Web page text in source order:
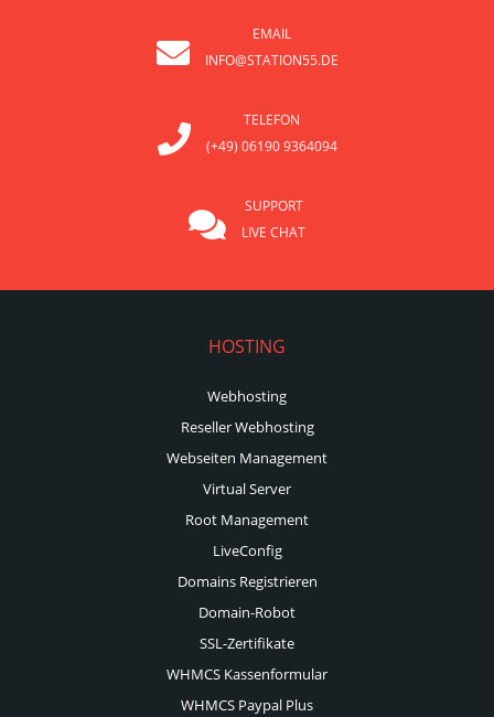
EMAIL
INFO@STATION55.DE
TELEFON
(+49) 06190 9364094
SUPPORT
LIVE CHAT
HOSTING
Webhosting
Reseller Webhosting
Webseiten Management
Virtual Server
Root Management
LiveConfig
Domains Registrieren
Domain-Robot
SSL-Zertifikate
WHMCS Kassenformular
WHMCS Paypal Plus